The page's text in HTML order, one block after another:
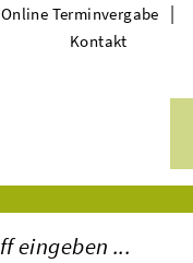
Online Terminvergabe |
Kontakt